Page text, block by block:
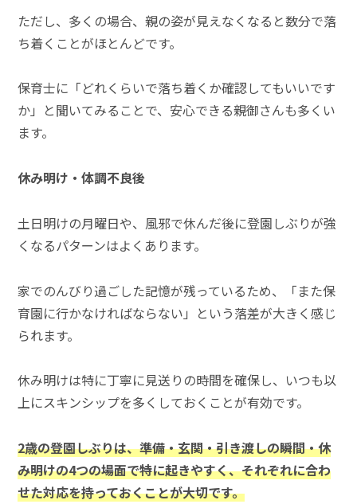
ただし、多くの場合、親の姿が見えなくなると数分で落
ち着くことがほとんどです。
保育士に「どれくらいで落ち着くか確認してもいいです
か」と聞いてみることで、安心できる親御さんも多くい
ます。
休み明け・体調不良後
土日明けの月曜日や、風邪で休んだ後に登園しぶりが強
くなるパターンはよくあります。
家でのんびり過ごした記憶が残っているため、「また保
育園に行かなければならない」という落差が大きく感じ
られます。
休み明けは特に丁寧に見送りの時間を確保し、いつも以
上にスキンシップを多くしておくことが有効です。
2歳の登園しぶりは、準備・玄関・引き渡しの瞬間・休
み明けの4つの場面で特に起きやすく、それぞれに合わ
せた対応を持っておくことが大切です。